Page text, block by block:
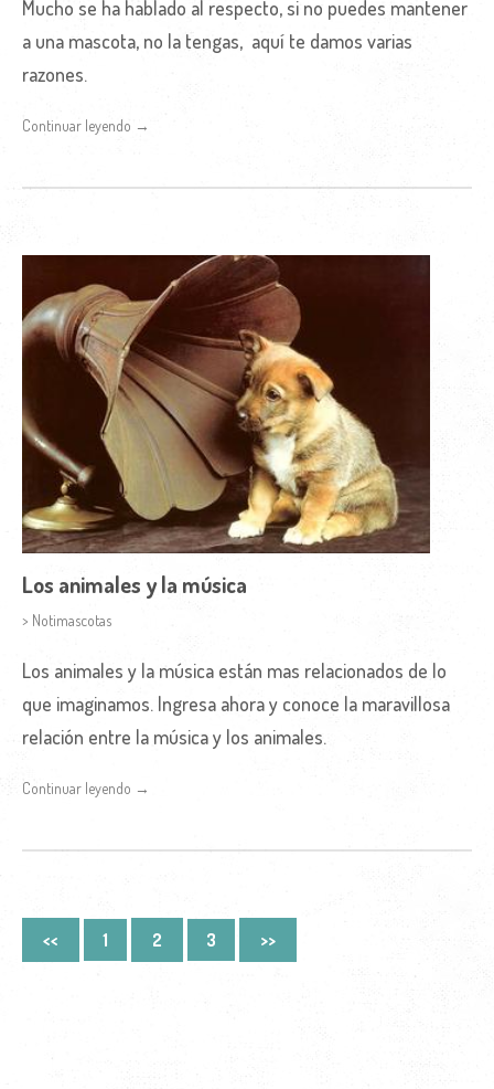
Mucho se ha hablado al respecto, si no puedes mantener
a una mascota, no la tengas, aquí te damos varias
razones.
Continuar leyendo →
Los animales y la música
> Notimascotas
Los animales y la música están mas relacionados de lo
que imaginamos. Ingresa ahora y conoce la maravillosa
relación entre la música y los animales.
Continuar leyendo →
<< 1 2 3 >>